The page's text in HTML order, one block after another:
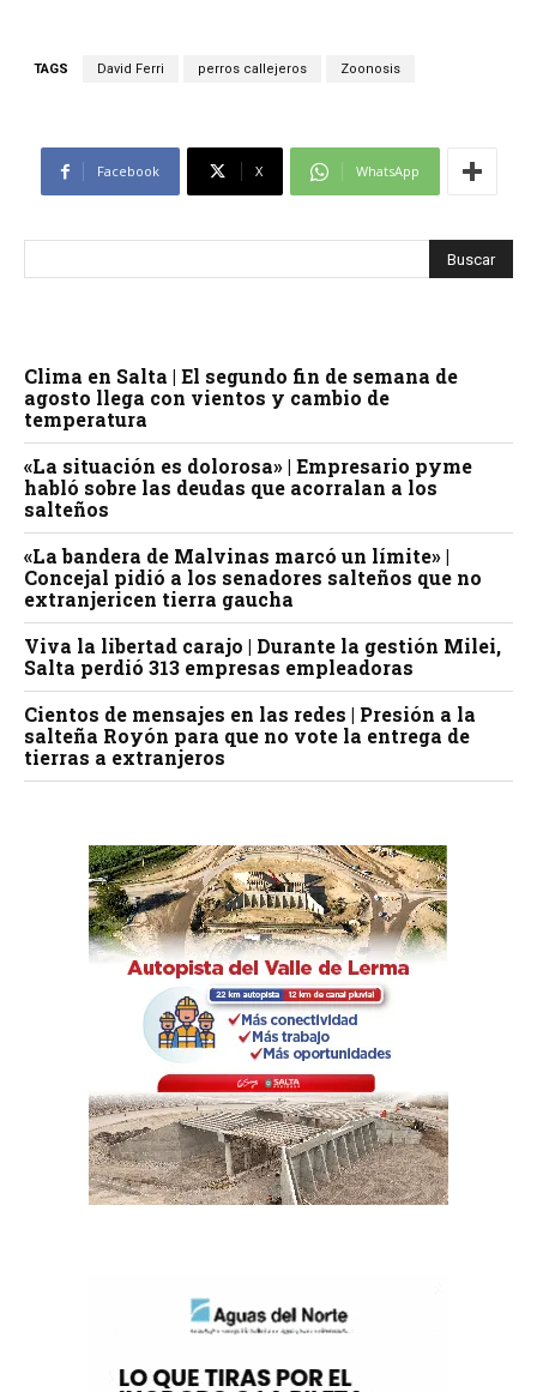
TAGS David Ferri perros callejeros Zoonosis
Facebook X WhatsApp
Clima en Salta | El segundo fin de semana de
agosto llega con vientos y cambio de
temperatura
«La situación es dolorosa» | Empresario pyme
habló sobre las deudas que acorralan a los
salteños
«La bandera de Malvinas marcó un límite» |
Concejal pidió a los senadores salteños que no
extranjericen tierra gaucha
Viva la libertad carajo | Durante la gestión Milei,
Salta perdió 313 empresas empleadoras
Cientos de mensajes en las redes | Presión a la
salteña Royón para que no vote la entrega de
tierras a extranjeros